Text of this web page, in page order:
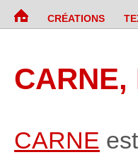
CRÉATIONS
CARNE,
CARNE